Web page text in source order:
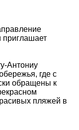
приглашает
Антониу
где с
обращены к
пляжей в